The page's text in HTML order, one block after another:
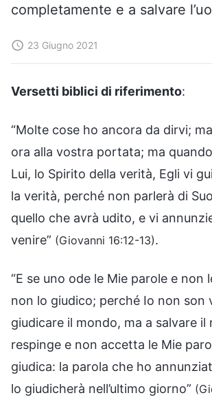
completamente e a salvare
23 Giugno 2021
Versetti biblici di riferimento:
“Molte cose ho ancora da dirvi;
ora alla vostra portata; ma
Lui, lo Spirito della verità, Egli vi
la verità, perché non parlerà di
quello che avrà udito, e vi
venire” (Giovanni 16:12-13).
“E se uno ode le Mie parole e non
non lo giudico; perché Io non son
giudicare il mondo, ma a salvare il
respinge e non accetta le Mie
giudica: la parola che ho
lo giudicherà nell’ultimo giorno”